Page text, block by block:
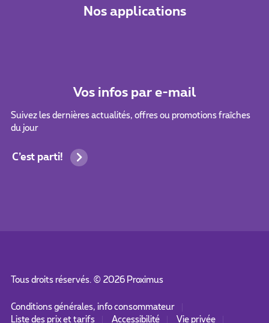
Nos applications
Vos infos par e-mail
Suivez les dernières actualités, offres ou promotions fraîches
du jour
C’est parti!
Tous droits réservés. © 2026Proximus
Conditions générales, info consommateur
Liste des prix et tarifs
Accessibilité Vie privée